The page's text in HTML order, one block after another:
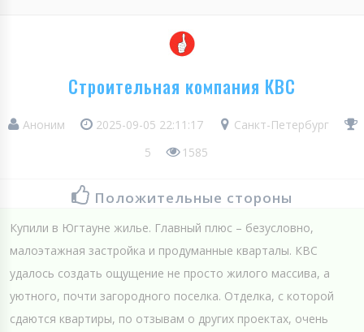
Строительная компания КВС
Аноним 2025-09-05 22:11:17
Санкт-Петербург
5
1585
Положительные стороны
Купили в Югтауне жилье. Главный плюс – безусловно,
малоэтажная застройка и продуманные кварталы. КВС
удалось создать ощущение не просто жилого массива, а
уютного, почти загородного поселка. Отделка, с которой
сдаются квартиры, по отзывам о других проектах, очень